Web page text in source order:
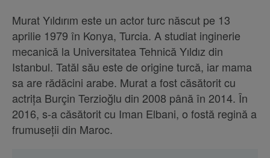
Murat Yıldırım este un actor turc născut pe 13
aprilie 1979 în Konya, Turcia. A studiat inginerie
mecanică la Universitatea Tehnică Yıldız din
Istanbul. Tatăl său este de origine turcă, iar mama
sa are rădăcini arabe. Murat a fost căsătorit cu
actrița Burçin Terzioğlu din 2008 până în 2014. În
2016, s-a căsătorit cu Iman Elbani, o fostă regină a
frumuseții din Maroc.